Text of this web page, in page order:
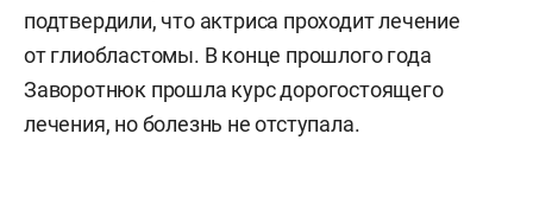
подтвердили, что актриса проходит лечение
от глиобластомы. В конце прошлого года
Заворотнюк прошла курс дорогостоящего
лечения, но болезнь не отступала.